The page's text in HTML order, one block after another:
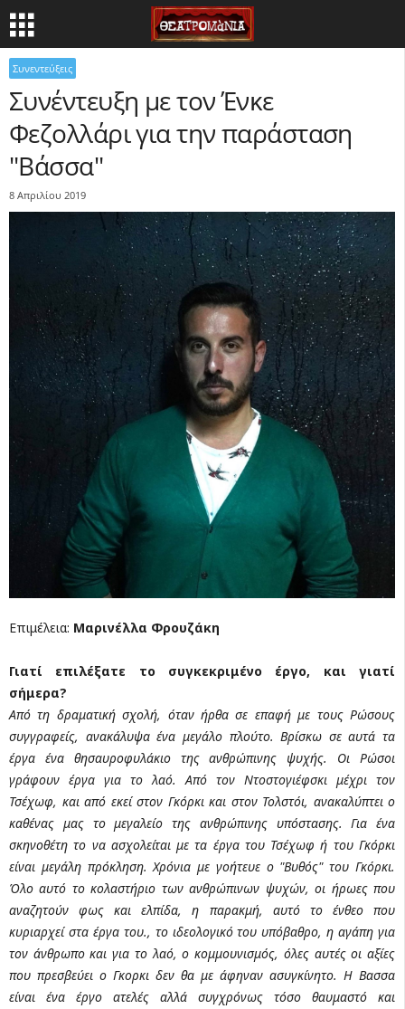
Συνεντεύξεις
Συνέντευξη με τον Ένκε
Φεζολλάρι για την παράσταση
"Βάσσα"
8 Απριλίου 2019
Επιμέλεια: Μαρινέλλα Φρουζάκη
Γιατί επιλέξατε το συγκεκριμένο έργο, και γιατί
σήμερα?
Από τη δραματική σχολή, όταν ήρθα σε επαφή με τους Ρώσους
συγγραφείς, ανακάλυψα ένα μεγάλο πλούτο. Βρίσκω σε αυτά τα
έργα ένα θησαυροφυλάκιο της ανθρώπινης ψυχής. Οι Ρώσοι
γράφουν έργα για το λαό. Από τον Ντοστογιέφσκι μέχρι τον
Τσέχωφ, και από εκεί στον Γκόρκι και στον Τολστόι, ανακαλύπτει ο
καθένας μας το μεγαλείο της ανθρώπινης υπόστασης. Για ένα
σκηνοθέτη το να ασχολείται με τα έργα του Τσέχωφ ή του Γκόρκι
είναι μεγάλη πρόκληση. Χρόνια με γοήτευε ο "Βυθός" του Γκόρκι.
Όλο αυτό το κολαστήριο των ανθρώπινων ψυχών, οι ήρωες που
αναζητούν φως και ελπίδα, η παρακμή, αυτό το ένθεο που
κυριαρχεί στα έργα του., το ιδεολογικό του υπόβαθρο, η αγάπη για
τον άνθρωπο και για το λαό, ο κομμουνισμός, όλες αυτές οι αξίες
που πρεσβεύει ο Γκορκι δεν θα με άφηναν ασυγκίνητο. Η Βασσα
είναι ένα έργο ατελές αλλά συγχρόνως τόσο θαυμαστό και